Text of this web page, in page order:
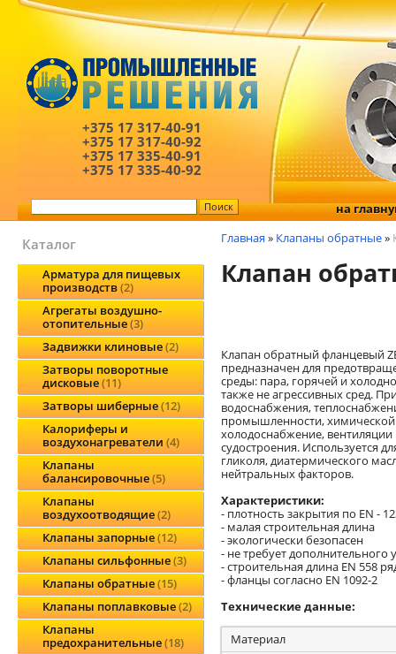
+375 17 317-40-91
+375 17 317-40-92
+375 17 335-40-91
+375 17 335-40-92
на
Каталог
Арматура для пищевых
производств 2
Агрегаты воздушно-
отопительные 3
Задвижки клиновые 2
Затворы поворотные
дисковые 11
Затворы шиберные 12
Калориферы и
воздухонагреватели 4
Клапаны
балансировочные 5
Клапаны
воздухоотводящие 2
Клапаны запорные 12
Клапаны сильфонные 3
Клапаны обратные 15
Клапаны поплавковые 2
Клапаны
предохранительные 18
Главная » Клапаны обратные»
Клапан
Клапан обратный фланцевый
предназначен для
среды: пара, горячей и
также не агрессивных сред.
водоснабжения,
промышленности,
холодоснабжение,
судостроения. Используется
гликоля, диатермического
нейтральных факторов.
Характеристики:
- плотность закрытия по EN -
- малая строительная длина
- экологически безопасен
- не требует дополнительного
- строительная длина EN 558
- фланцы согласно EN 1092-2
Технические данные:
Материал